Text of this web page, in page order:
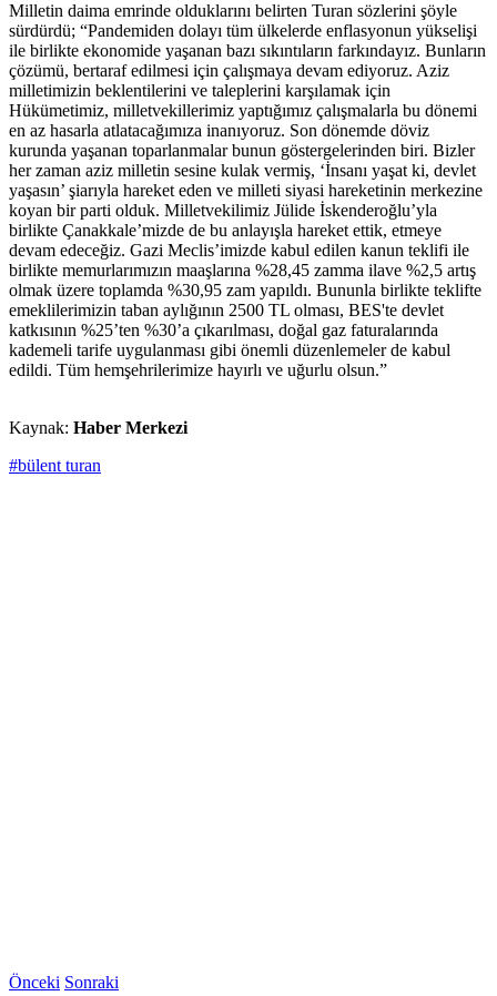
Milletin daima emrinde olduklarını belirten Turan sözlerini şöyle
sürdürdü; “Pandemiden dolayı tüm ülkelerde enflasyonun yükselişi
ile birlikte ekonomide yaşanan bazı sıkıntıların farkındayız. Bunların
çözümü, bertaraf edilmesi için çalışmaya devam ediyoruz. Aziz
milletimizin beklentilerini ve taleplerini karşılamak için
Hükümetimiz, milletvekillerimiz yaptığımız çalışmalarla bu dönemi
en az hasarla atlatacağımıza inanıyoruz. Son dönemde döviz
kurunda yaşanan toparlanmalar bunun göstergelerinden biri. Bizler
her zaman aziz milletin sesine kulak vermiş, ‘İnsanı yaşat ki, devlet
yaşasın’ şiarıyla hareket eden ve milleti siyasi hareketinin merkezine
koyan bir parti olduk. Milletvekilimiz Jülide İskenderoğlu’yla
birlikte Çanakkale’mizde de bu anlayışla hareket ettik, etmeye
devam edeceğiz. Gazi Meclis’imizde kabul edilen kanun teklifi ile
birlikte memurlarımızın maaşlarına %28,45 zamma ilave %2,5 artış
olmak üzere toplamda %30,95 zam yapıldı. Bununla birlikte teklifte
emeklilerimizin taban aylığının 2500 TL olması, BES'te devlet
katkısının %25’ten %30’a çıkarılması, doğal gaz faturalarında
kademeli tarife uygulanması gibi önemli düzenlemeler de kabul
edildi. Tüm hemşehrilerimize hayırlı ve uğurlu olsun.”
Kaynak: Haber Merkezi
#bülent turan
Önceki Sonraki